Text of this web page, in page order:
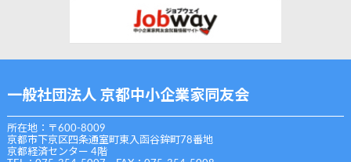
一般社団法人 京都中小企業家同友会
所在地：〒600-8009
京都市下京区四条通室町東入函谷鉾町78番地
京都経済センター 4階